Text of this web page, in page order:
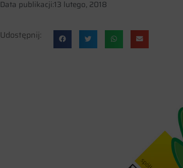
Data publikacji:13 lutego, 2018
Udostępnij: